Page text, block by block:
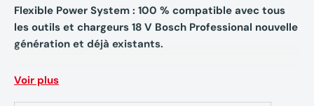
Flexible Power System : 100 % compatible avec tous
les outils et chargeurs 18 V Bosch Professional nouvelle
génération et déjà existants.
Lithium-Ion avec indicateur d’état de charge.
Voir plus